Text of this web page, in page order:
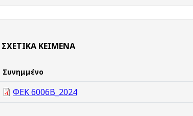
ΣΧΕΤΙΚΆ ΚΕΊΜΕΝΑ
Συνημμένο
ΦΕΚ 6006Β_2024